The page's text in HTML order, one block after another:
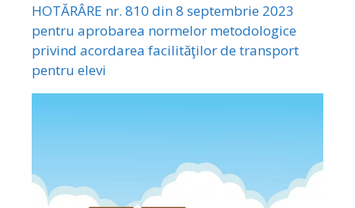
HOTĂRÂRE nr. 810 din 8 septembrie 2023
pentru aprobarea normelor metodologice
privind acordarea facilităţilor de transport
pentru elevi